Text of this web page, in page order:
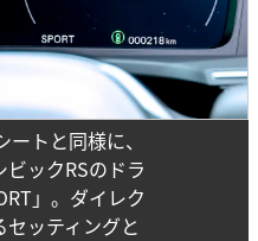
トと同様に、
ックRSのドラ
」。ダイレク
ッティングと